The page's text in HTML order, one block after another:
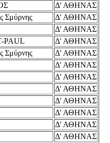
Δ' ΑΘΗΝΑΣ
Σμύρνης
Δ' ΑΘΗΝΑΣ
Δ' ΑΘΗΝΑΣ
PAUL
Δ' ΑΘΗΝΑΣ
Σμύρνης
Δ' ΑΘΗΝΑΣ
Δ' ΑΘΗΝΑΣ
Δ' ΑΘΗΝΑΣ
Δ' ΑΘΗΝΑΣ
Δ' ΑΘΗΝΑΣ
Δ' ΑΘΗΝΑΣ
Δ' ΑΘΗΝΑΣ
Δ' ΑΘΗΝΑΣ